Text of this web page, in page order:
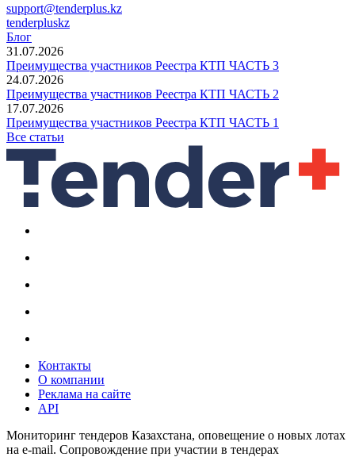
support@tenderplus.kz
tenderpluskz
Блог
31.07.2026
Преимущества участников Реестра КТП ЧАСТЬ 3
24.07.2026
Преимущества участников Реестра КТП ЧАСТЬ 2
17.07.2026
Преимущества участников Реестра КТП ЧАСТЬ 1
Все статьи
Контакты
О компании
Реклама на сайте
API
Мониторинг тендеров Казахстана, оповещение о новых лотах
на e-mail. Сопровождение при участии в тендерах